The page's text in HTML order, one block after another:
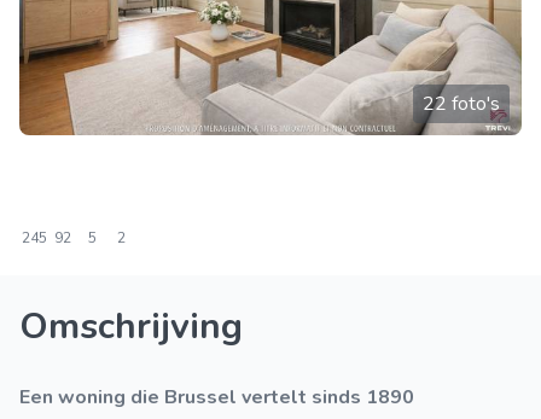
22 foto's
245 92 5 2
Omschrijving
Een woning die Brussel vertelt sinds 1890